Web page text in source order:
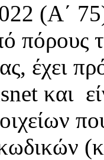
(Α΄
πόρους
έχει
και